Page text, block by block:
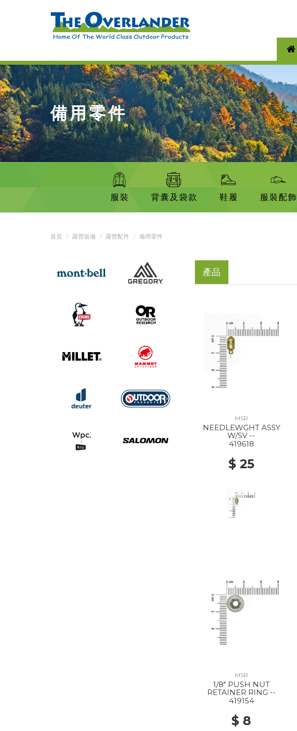
備用零件
服裝 背囊及袋款 鞋履 服裝配飾
首頁 露營裝備 露營配件 備用零件
產品
MSR
NEEDLEWGHT ASSY
W/SV --
419618
$ 25
MSR
1/8" PUSH NUT
RETAINER RING --
419154
$ 8